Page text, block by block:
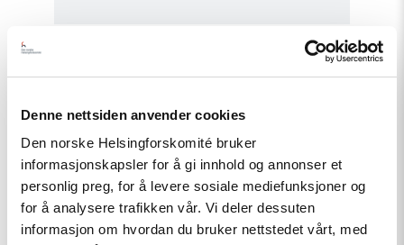
Denne nettsiden anvender cookies
Den norske Helsingforskomité bruker
informasjonskapsler for å gi innhold og annonser et
personlig preg, for å levere sosiale mediefunksjoner og
for å analysere trafikken vår. Vi deler dessuten
informasjon om hvordan du bruker nettstedet vårt, med
"COP29
Aserbajdsjan
Fakta
om
situasjonen"